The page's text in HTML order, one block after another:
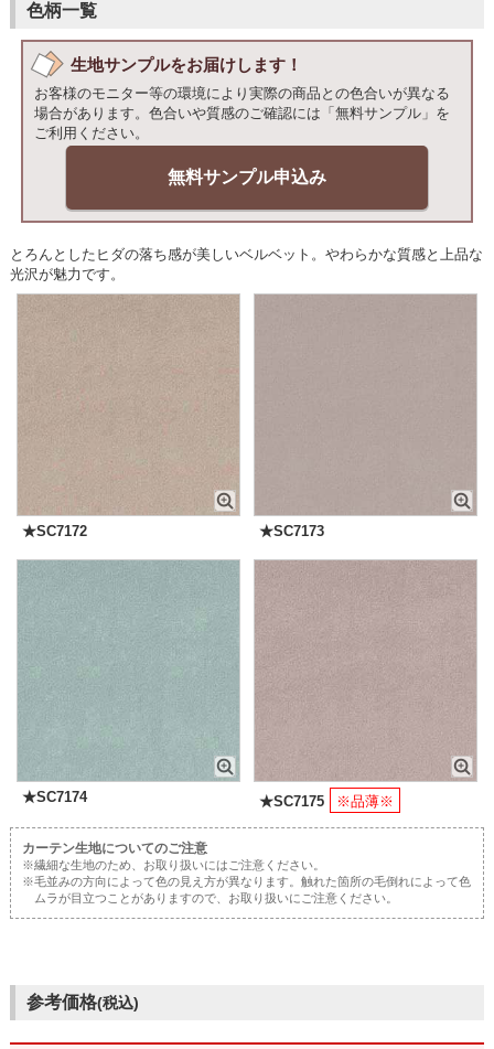
色柄一覧
生地サンプルをお届けします！
お客様のモニター等の環境により実際の商品との色合いが異なる
場合があります。色合いや質感のご確認には「無料サンプル」を
ご利用ください。
無料サンプル申込み
とろんとしたヒダの落ち感が美しいベルベット。やわらかな質感と上品な
光沢が魅力です。
★SC7172 ★SC7173
★SC7174 ★SC7175 ※品薄※
カーテン生地についてのご注意
※繊細な生地のため、お取り扱いにはご注意ください。
※毛並みの方向によって色の見え方が異なります。触れた箇所の毛倒れによって色
ムラが目立つことがありますので、お取り扱いにご注意ください。
参考価格(税込)